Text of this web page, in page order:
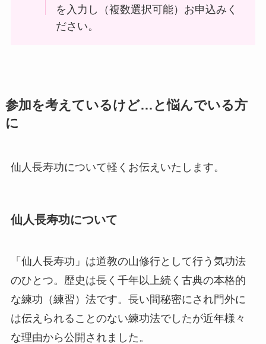
を入力し（複数選択可能）お申込みく
ださい。
参加を考えているけど…と悩んでいる方
に
仙人長寿功について軽くお伝えいたします。
仙人長寿功について
「仙人長寿功」は道教の山修行として行う気功法
のひとつ。歴史は長く千年以上続く古典の本格的
な練功（練習）法です。長い間秘密にされ門外に
は伝えられることのない練功法でしたが近年様々
な理由から公開されました。